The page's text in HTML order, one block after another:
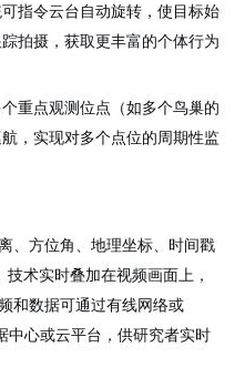
指令云台自动旋转，使目标始
拍摄，获取更丰富的个体行为
个重点观测位点（如多个鸟巢的
，实现对多个点位的周期性监
、方位角、地理坐标、时间戳
技术实时叠加在视频画面上，
和数据可通过有线网络或
中心或云平台，供研究者实时